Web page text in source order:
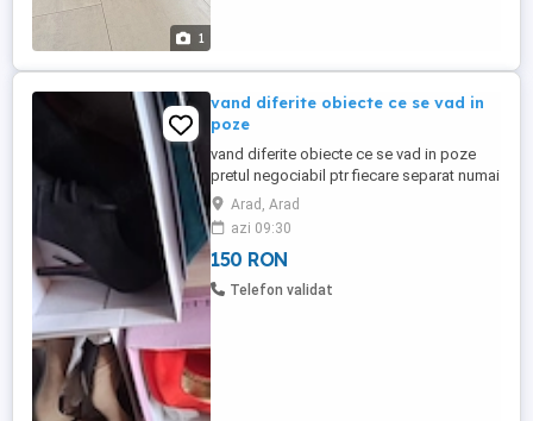
1
vand diferite obiecte ce se vad in
poze
vand diferite obiecte ce se vad in poze
pretul negociabil ptr fiecare separat numai
ptr petsoane care intradevar au nevoie
Arad, Arad
azi 09:30
150 RON
Telefon validat